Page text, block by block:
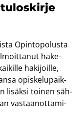
Opin­to­po­lus­ta
ha­ke­
ha­ki­joil­le,
opis­ke­lu­paik­
li­säk­si toi­nen säh­
vas­taa­not­ta­mi­